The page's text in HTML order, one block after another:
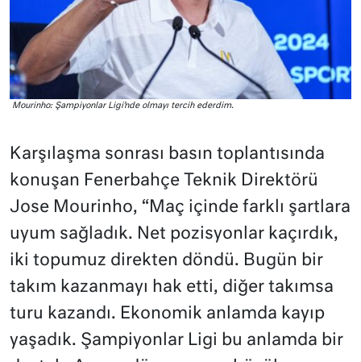
Mourinho: Şampiyonlar Ligi’nde olmayı tercih ederdim.
Karşılaşma sonrası basın toplantısında
konuşan Fenerbahçe Teknik Direktörü
Jose Mourinho, “Maç içinde farklı şartlara
uyum sağladık. Net pozisyonlar kaçırdık,
iki topumuz direkten döndü. Bugün bir
takım kazanmayı hak etti, diğer takımsa
turu kazandı. Ekonomik anlamda kayıp
yaşadık. Şampiyonlar Ligi bu anlamda bir